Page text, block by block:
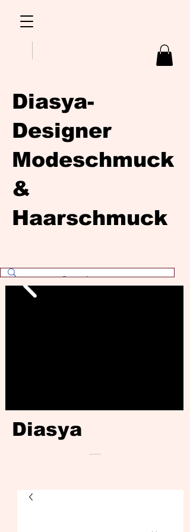
Diasya-
Designer
Modeschmuck
&
Haarschmuck
Diasya